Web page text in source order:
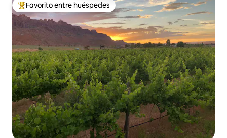
De los mejores en Favorito entre huéspedes
Favorito entre huéspedes